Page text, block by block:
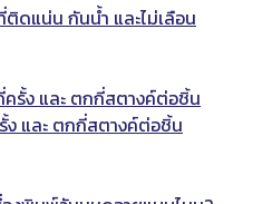
ดแน่น กันน้ำ และไม่เลือน
และ ตกกี่สตางค์ต่อชิ้น